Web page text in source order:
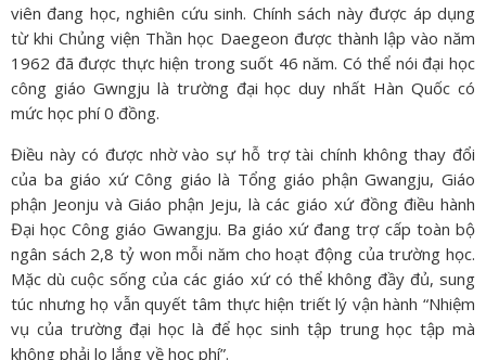
viên đang học, nghiên cứu sinh. Chính sách này được áp dụng
từ khi Chủng viện Thần học Daegeon được thành lập vào năm
1962 đã được thực hiện trong suốt 46 năm. Có thể nói đại học
công giáo Gwngju là trường đại học duy nhất Hàn Quốc có
mức học phí 0 đồng.
Điều này có được nhờ vào sự hỗ trợ tài chính không thay đổi
của ba giáo xứ Công giáo là Tổng giáo phận Gwangju, Giáo
phận Jeonju và Giáo phận Jeju, là các giáo xứ đồng điều hành
Đại học Công giáo Gwangju. Ba giáo xứ đang trợ cấp toàn bộ
ngân sách 2,8 tỷ won mỗi năm cho hoạt động của trường học.
Mặc dù cuộc sống của các giáo xứ có thể không đầy đủ, sung
túc nhưng họ vẫn quyết tâm thực hiện triết lý vận hành “Nhiệm
vụ của trường đại học là để học sinh tập trung học tập mà
không phải lo lắng về học phí”.